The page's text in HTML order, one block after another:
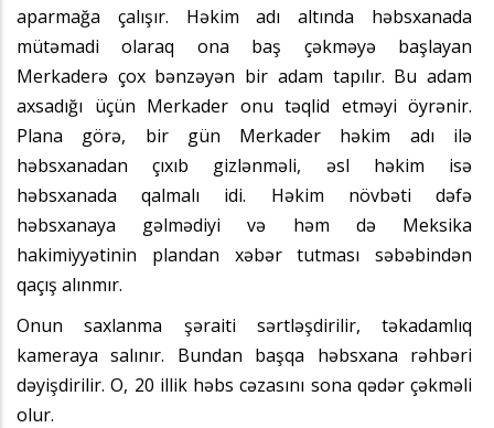
aparmağa çalışır. Həkim adı altında həbsxanada
mütəmadi olaraq ona baş çəkməyə başlayan
Merkaderə çox bənzəyən bir adam tapılır. Bu adam
axsadığı üçün Merkader onu təqlid etməyi öyrənir.
Plana görə, bir gün Merkader həkim adı ilə
həbsxanadan çıxıb gizlənməli, əsl həkim isə
həbsxanada qalmalı idi. Həkim növbəti dəfə
həbsxanaya gəlmədiyi və həm də Meksika
hakimiyyətinin plandan xəbər tutması səbəbindən
qaçış alınmır.
Onun saxlanma şəraiti sərtləşdirilir, təkadamlıq
kameraya salınır. Bundan başqa həbsxana rəhbəri
dəyişdirilir. O, 20 illik həbs cəzasını sona qədər çəkməli
olur.